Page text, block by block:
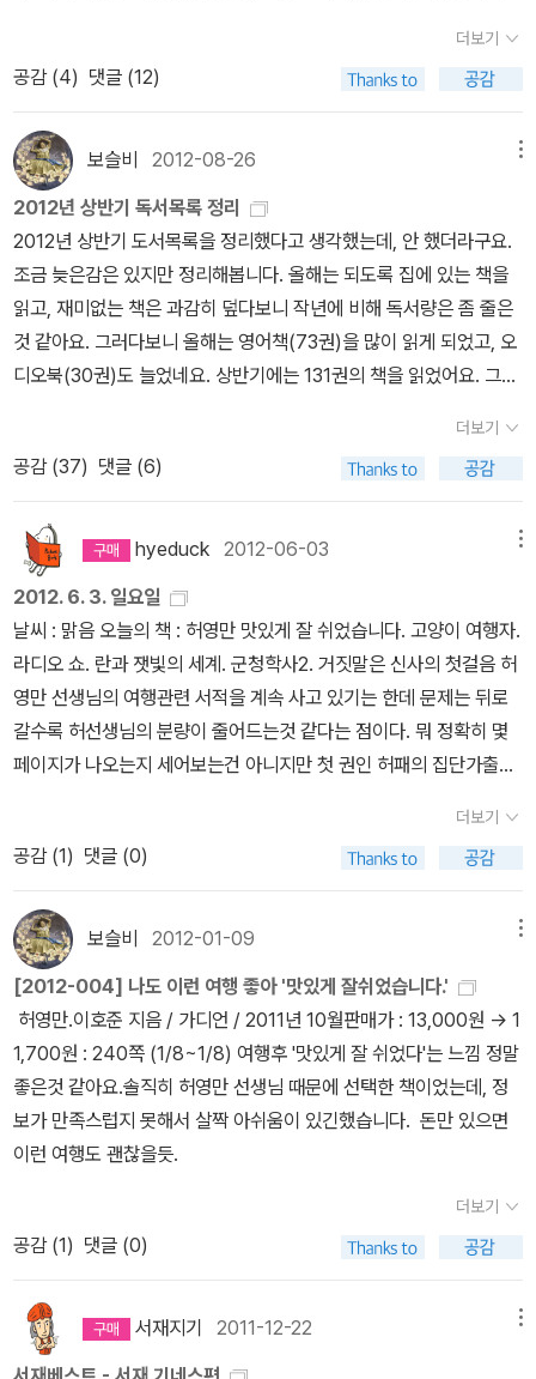
알게 되었다. 도쿄 이런 곳에는 별로 흥미를 못느끼고, 매번 덜 알려진
일본의 지역들을 검색하는 데에는 바로 소박하면서도 나름의 특색을
간직한 일본의 소도시가 매력적으로 다가오기 때문이다. 다음엔 어디
에 갈지...... (솔직히 <때때로, 일본 시골 여행 west>를 전부 찾아다
녀보고 싶다.
에 읽은 책들을 다 정리한 건 물론 아니구요. 소장한 책들도 있습니다.
그 책이 무엇인지는 아마도 짐작이 가실 듯 해요. ^^ (라고 쓰고 보니
굉장히 죄책감이 든다는. 책들에게 미안해지네요. 미안. 그렇지만 어
쩔 수는 없어요. 정리를 해야 새 책을 사지요. 흑흑. ㅠ_ㅠ) 1. 어두운
기억 속으로 - 엘리자베스 헤인즈 우와 우와 정말 재미있다. +_+
읽는 나조차도 끝까지 의심하게 된다. 혹시나 혹시나 이것이 망상인
것은 아닐까. 믿었던 모든 사람들이 등돌리는 상황은 도대체 어떤 것
일까. 생각만 해도 가슴이 답답 ㅠ_ㅠ 나도 가벼운 강박증이 있다고
생각한다. 집에 아무도 없고 나도 나가야 할 상황이 되면 가스, 전기,
문단속을 몇 번씩 하고서도 엘리베이터를 타고 내려왔다가 꼭 다시
올라가게 된다. 이것을 세번까지 반복한 적이 있는데 내가 미친 거 아
닌가 생각했었다. 이 책에 등장하는 캐시. 젊은 나이에 머리가 회색이
되어버린 아가씨를 생각하면 그 삶이 어떠할까 마음이 아프다. 그리
그나저나, 이 책에 등장하는 캐시의 위층남자는 정말, 정말 멋지다.
ㅠ_ㅠ 그러므로, 이런 남자는 현실에 존재하지 않는다. -_-;;; 2. 오늘
의 요리 - 하시모토 쓰무구 그냥 가볍게 읽기 좋다. 왠지 모르겠지
만 산문집이라고 생각했는데 단편소설집이었다. 재미있게도 이 작가
는 남자로 아내를 대신해 가사를 돌보고 요리를 한다고. 단편 중 하나
는 본인의 자전적인 이야기라 했다. 한 편 한 편 등장하는 레시피는 침
이 고이게 한다. 3. 맛있는 위로 - 이유석 조선일보 칼럼으로 읽
다가 책까지 구입하게 되었다. 분량문제로 실리지 못했던 부분을 읽
이 있어서 아주 좋았다. ^^ 압구정 '루이 쌍끄'의 오너 셰프라고. 외모
도 훈훈하신데 요리도 잘 하시고 글도 잘 쓰신다. 흥. (갑자기 시샘 -_
-;) 에필로그에서 사랑하는 연인을 언급하는데(신문에서, 가끔 게이
로 오해받지만 곧 결혼할 몸이라고 하셨다) 그녀가 책을 아주 좋아한
다고. 이 대목에서 나는, 혹 알라디너? 하고 궁금해하게 되는 것이다.
^^;; 섭섭한 부분이 있다면, 이 책을 읽고 난 뒤에는 칼럼에 나오는 이
야기도 다 읽은 것이라 재미가 없더라는 ㅠ_ㅠ 4. 통역사 - 수키 김
알라딘에서 워낙 강렬한 지지를 받는 책이라 품절이 풀렸다기에 급히
사서 읽게 되었다. 음... 확실히 재미는 있으나, 왠지 내게는 크게 와닿
지 않았다. 내가 문제겠지. ㅠ_ㅠ 5. 맛있게 잘 쉬었습니다. - 허 영
만, 이 호준 따뜻한 온천에 몸을 담그고 시원한 아사히 맥주 한 잔을
주욱~~~ 나도 그 경험 하고 싶다. -_-;언젠가, 홋카이도엔 꼭 가고
에서 사케를... 결국엔 술로 귀결되는구나 -_-; 6. 남자한테 차여서
성하는 네개의 섬 중 가장 작은 시코쿠. 이 곳이 88개 사찰을 순례하
는 오헨로 상들에 대한 책. 재미있다. >.< 시코쿠 순례에 동참하고 싶
더보기
공감 (4) 댓글 (12)
보슬비 2012-08-26
2012년 상반기 독서목록 정리
2012년 상반기 도서목록을 정리했다고 생각했는데, 안 했더라구요.
조금 늦은감은 있지만 정리해봅니다. 올해는 되도록 집에 있는 책을
읽고, 재미없는 책은 과감히 덮다보니 작년에 비해 독서량은 좀 줄은
것 같아요. 그러다보니 올해는 영어책(73권)을 많이 읽게 되었고, 오
디오북(30권)도 늘었네요. 상반기에는 131권의 책을 읽었어요. 그중
책이었는데, 도서관에도 없고 책도 절판되어 읽지 못했다가 중고로
발견하고 반가웠던 책이예요. 독특한 소재와 잔인한 묘사가 제 입맛
에 잘 맞았답니다. 원래 원서는 더 많은 내용을 담고 있는데, 그중 인
기 있는 소재만 한권으로 번역되었네요. 다른 이야기도 무척 궁금하
긴해요. 표지가 마음에 들었는데, 마침 도서관에 이 책이 있
어서 읽었어요. 읽고보니 케이트 디카밀로의 작품이었네요. 아직 그
녀의 책을 읽지 않고 구입만 했었는데, 결국 이 책부터 읽으면서 집에
있는 책을 읽어봐야겠다는 생각이 들었답니다. 극적인 이야기는 없지
만 따뜻하고 아름다운 판타지 동화였습니다. (with 오디오북) 1,2
편과 달리 3편은 저자인 ｀루이스 쌔커｀가 책을 읽어준답니다. 그런
데 불행이도 1,2편에 읽어주신분들이 더 재미있게 읽어주셔서, 저자
의 명성을 무색케하네요. 하지만 내용은 정말 재미있어서 3편으로
끝나는것이 너무 너무 아쉬웠어요. 도서관에 신청했다가 판타지라
었어요.^^;; 도서관에 대한 내용인데, 도서관에 없어야겠느냐는 말로
설득했답니다.ㅋㅋ 암튼, 제목처럼 독특한 도서관들이 등장한답니다.
로알드 달과 찰떡 궁합인 퀸틴 블레이크의 삽화를 생각하게 하는 책
표지로 선택했는데, 반쪽 마법으로 인해 벌어지는 에피소들은 나름
흥미로웠지만, 2% 부족한 느낌이랄까... 아쉽지만, 다른 시리즈를 찾
아서 읽을것 같지는 않네요. 실제 존재했지만, 조작된 사진을 가지고
이렇게 독특하 내용을 담을수 있다는 것이 좋았어요. 판타지 동화지
만 약간 어두운면이 있는데 그 분위기도 저는 좋았어요. 다음 시리즈
디오북 : 약 16시간 30분 분량) 5년전에 읽고 실망해서 시리즈를 더
찾아 읽지 않으려 했으나, 이번에 시리즈가 마무리 되면서 관다시 관
심을 가지게 되었어요. 게다가 오디오북도 있어서 다시 읽기 시작했
는데, 에라곤 시리즈 덕분에 오디북 듣는 시간이 늘어난것 같네요.^^
( with 오디오북 : 약 23시간 30분 분량) 오디오북 덕분에 끝까지 읽
더보기
공감 (37) 댓글 (6)
hyeduck 2012-06-03
2012. 6. 3. 일요일
날씨 : 맑음 오늘의 책 : 허영만 맛있게 잘 쉬었습니다. 고양이 여행자.
라디오 쇼. 란과 잿빛의 세계. 군청학사2. 거짓말은 신사의 첫걸음 허
영만 선생님의 여행관련 서적을 계속 사고 있기는 한데 문제는 뒤로
갈수록 허선생님의 분량이 줄어드는것 같다는 점이다. 뭐 정확히 몇
페이지가 나오는지 세어보는건 아니지만 첫 권인 허패의 집단가출에
주는 느낌이랄지 허선생님의 명성에 기대어 다른 분들이 내는 책을
속아서 사는것 같달지...하여간 뭔지 모르게 찜찜한 느낌을 준다. 사실
허선생님의 여행서 총 4권중 본인이 쓰신 책은 단 한권도 없다. 중간
중간 약간의 글과 그림이 전부다. 솔직히 처음 샀을때는 반반 정도는
되겠지 하고 샀는데 그정도가 아니라 약간 실망했었는데 뒤로 갈수록
더 심해지는것 같다. 이제 그만사야하나 싶다. 뭐, 더 안나올지도 모르
겠지만... 고양이 여행자는 그림은 너무너무 예쁘지만 글은 전혀 내가
좋아하는 내용이 아니다. 내용이라기도 뭐할 정도의 짧은 글이고. 멘
트정도의 글인데 이건 뭐 문제가 안된다. 처음부터 이런 책인줄 알지
만 그림이 너무 예뻐서 샀기 때문이다. 정말 그림이 너무너무 대단하
다. 사진으로 찍으면 훨씬 생생하고 자연스럽기야 하겠지만 그림은
또 나름의 매력이 있는 법이라. 솔직히 공짜 상품권이 생겨서 충동구
매한 책이기도 해서 약간 걱정스럽기도 했지만 나름 만족스러웠
것은 아니지만 요즘 세상에서 믿음이랑 대체적으로 타인을 배척하는
데 더 많이 쓰이는 법이라 순수하게 믿음이라는 말을 받아들이기가
어렵다. 거기다 철저하게 미국인들이 쓴, 미국인들이 옹호하는, 미국
더보기
공감 (1) 댓글 (0)
보슬비 2012-01-09
[2012-004] 나도 이런 여행 좋아 '맛있게 잘쉬었습니다.'
허영만.이호준 지음 / 가디언 / 2011년 10월판매가 : 13,000원 → 1
1,700원 : 240쪽 (1/8~1/8) 여행후 '맛있게 잘 쉬었다'는 느낌 정말
좋은것 같아요.솔직히 허영만 선생님 때문에 선택한 책이었는데, 정
보가 만족스럽지 못해서 살짝 아쉬움이 있긴했습니다. 돈만 있으면
이런 여행도 괜찮을듯.
더보기
공감 (1) 댓글 (0)
서재지기 2011-12-22